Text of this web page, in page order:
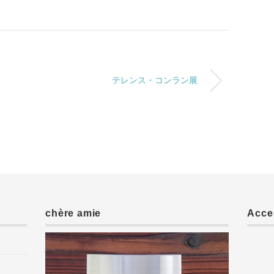
テレンス・コンラン展
chère amie